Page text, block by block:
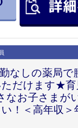
勤なしの薬局で
だけます★育
なお子さまが
！＜高年収＞